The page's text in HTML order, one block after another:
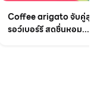
Coffee arigato จับคู่สุ
รอว์เบอร์รี สดชื่นหอม...